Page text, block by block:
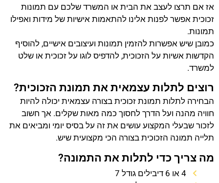
אז אם תרצו לעצב את הבית או המשרד שלכם עם תמונות
זכוכית אפשר לפנות אלינו להתאמות אישיות של מידות ואפילו
תמונות.
כמובן שיש אפשרות להזמין תמונות ועיצובים אישיים, להוסיף
הקדשות אשיות על הזכוכית, להדפיס לוגו על זכוכית או שלט
למשרד.
רוצים לתלות עצמאית את תמונת הזכוכית?
הבחירה לתלות תמונת זכוכית בצורה עצמאית יכולה להיות
חוויה מהנה ועל הדרך לחסוך כמה מאות שקלים. אך חשוב
לזכור שבעלי המקצוע עושים את זה על בסיס יומי ומביאים את
תלייה תמונה הזכוכית בצורה הכי מקצועית שיש.
מה צריך כדי לתלות את התמונה?
4 או 6 דיבילים גודל 7